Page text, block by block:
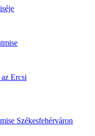
Ercsi
Székesfehérváron